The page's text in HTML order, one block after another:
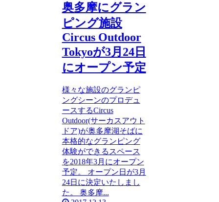
奥多摩にグラン
ピング施設
Circus Outdoor
Tokyoが3月24日
にオープン予定
様々な施設のグランピ
ングシーンのプロデュ
ースするCircus
Outdoor(サーカスアウト
ドア)が奥多摩湖そばに
本格的なグランピング
体験ができるスペース
を2018年3月にオープン
予定。 オープン日が3月
24日に決定いたしまし
た。 奥多摩...